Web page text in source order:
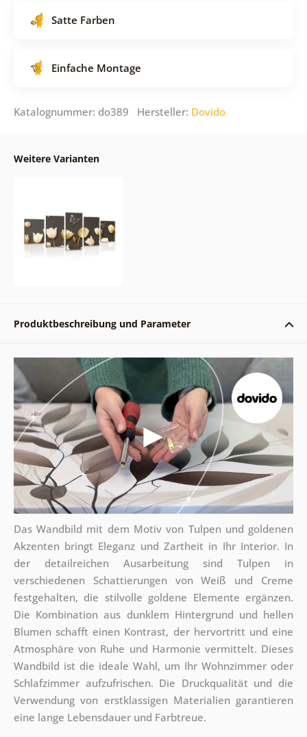
Satte Farben
Einfache Montage
Katalognummer: do389 Hersteller: Dovido
Weitere Varianten
Produktbeschreibung und Parameter
Das Wandbild mit dem Motiv von Tulpen und goldenen
Akzenten bringt Eleganz und Zartheit in Ihr Interior. In
der detailreichen Ausarbeitung sind Tulpen in
verschiedenen Schattierungen von Weiß und Creme
festgehalten, die stilvolle goldene Elemente ergänzen.
Die Kombination aus dunklem Hintergrund und hellen
Blumen schafft einen Kontrast, der hervortritt und eine
Atmosphäre von Ruhe und Harmonie vermittelt. Dieses
Wandbild ist die ideale Wahl, um Ihr Wohnzimmer oder
Schlafzimmer aufzufrischen. Die Druckqualität und die
Verwendung von erstklassigen Materialien garantieren
eine lange Lebensdauer und Farbtreue.